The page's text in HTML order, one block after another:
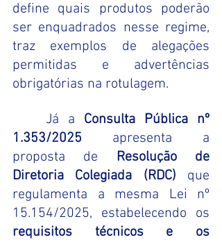
define quais produtos poderão
ser enquadrados nesse regime,
traz exemplos de alegações
permitidas e advertências
obrigatórias na rotulagem.
	Já a
Consulta Pública nº
1.353/2025 apresenta a
proposta de Resolução de
Diretoria Colegiada (RDC) que
regulamenta a mesma Lei nº
requisitos técnicos e os